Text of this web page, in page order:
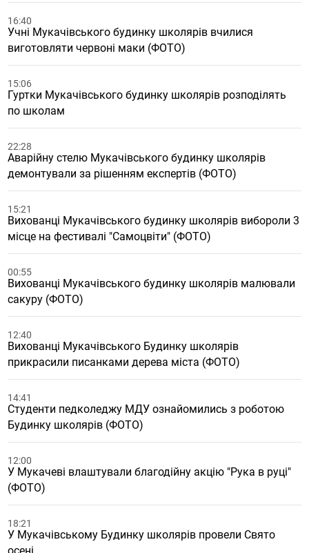
16:40
Учні Мукачівського будинку школярів вчилися
виготовляти червоні маки (ФОТО)
15:06
Гуртки Мукачівського будинку школярів розподілять
по школам
22:28
Аварійну стелю Мукачівського будинку школярів
демонтували за рішенням експертів (ФОТО)
15:21
Вихованці Мукачівського будинку школярів вибороли 3
місце на фестивалі "Самоцвіти" (ФОТО)
00:55
Вихованці Мукачівського будинку школярів малювали
сакуру (ФОТО)
12:40
Вихованці Мукачівського Будинку школярів
прикрасили писанками дерева міста (ФОТО)
14:41
Студенти педколеджу МДУ ознайомились з роботою
Будинку школярів (ФОТО)
12:00
У Мукачеві влаштували благодійну акцію "Рука в руці"
(ФОТО)
18:21
У Мукачівському Будинку школярів провели Свято